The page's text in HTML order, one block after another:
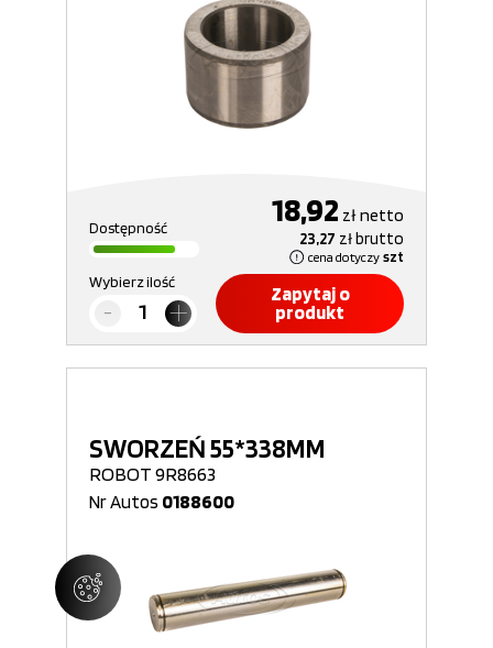
Dostępność 18,92 złnetto
23,27 złbrutto
cena dotyczy szt
Wybierz ilość
Zapytaj o
produkt
SWORZEŃ 55*338MM
ROBOT 9R8663
Nr Autos 0188600